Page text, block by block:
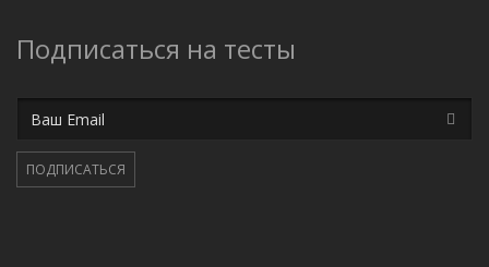
Подписаться на тесты
ПОДПИСАТЬСЯ